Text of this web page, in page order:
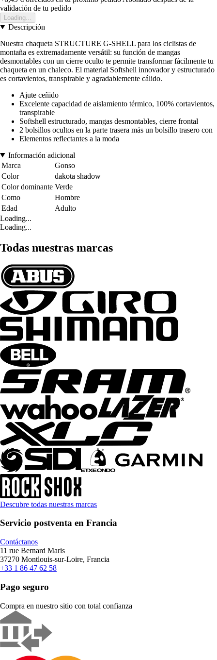
validación de tu pedido
Loading...
Descripción
Nuestra chaqueta STRUCTURE G-SHELL para los ciclistas de
montaña es extremadamente versátil: su función de mangas
desmontables con un cierre oculto te permite transformar fácilmente tu
chaqueta en un chaleco. El material Softshell innovador y estructurado
es cortavientos, transpirable y agradablemente cálido.
Ajute ceñido
Excelente capacidad de aislamiento térmico, 100% cortavientos,
transpirable
Softshell estructurado, mangas desmontables, cierre frontal
2 bolsillos ocultos en la parte trasera más un bolsillo trasero con
Elementos reflectantes a la moda
Información adicional
Marca
Gonso
Color
dakota shadow
Color dominante Verde
Como
Hombre
Edad
Adulto
Loading...
Loading...
Todas nuestras marcas
Descubre todas nuestras marcas
Servicio postventa en Francia
Contáctanos
11 rue Bernard Maris
37270 Montlouis-sur-Loire, Francia
+33 1 86 47 62 58
Pago seguro
Compra en nuestro sitio con total confianza